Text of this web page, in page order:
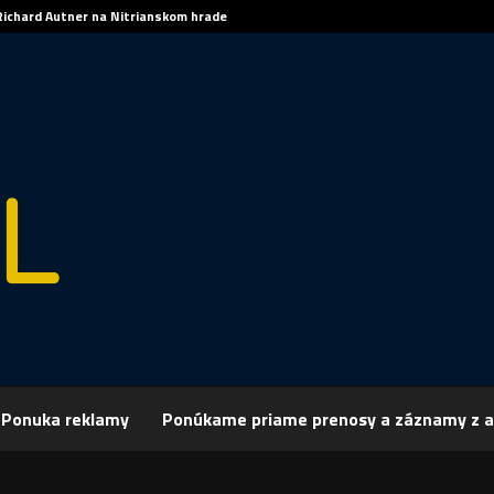
Autner na Nitrianskom hrade
Ponuka reklamy Ponúkame priame prenosy a záznamy z
Šport ŠPORT, FUTBAL – Špalek s premiérovým gólom v Taliansku
FUTBAL – Špalek s premiérovým gólom v